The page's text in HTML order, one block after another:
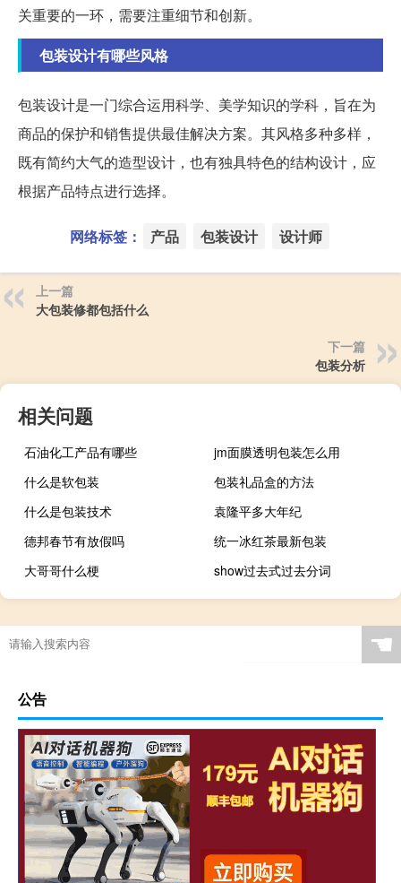
关重要的一环，需要注重细节和创新。
包装设计有哪些风格
包装设计是一门综合运用科学、美学知识的学科，旨在为
商品的保护和销售提供最佳解决方案。其风格多种多样，
既有简约大气的造型设计，也有独具特色的结构设计，应
根据产品特点进行选择。
网络标签： 产品 包装设计 设计师
上一篇
大包装修都包括什么
下一篇
包装分析
相关问题
石油化工产品有哪些
jm面膜透明包装怎么用
什么是软包装
包装礼品盒的方法
什么是包装技术
袁隆平多大年纪
德邦春节有放假吗
统一冰红茶最新包装
大哥哥什么梗
show过去式过去分词
☚
公告